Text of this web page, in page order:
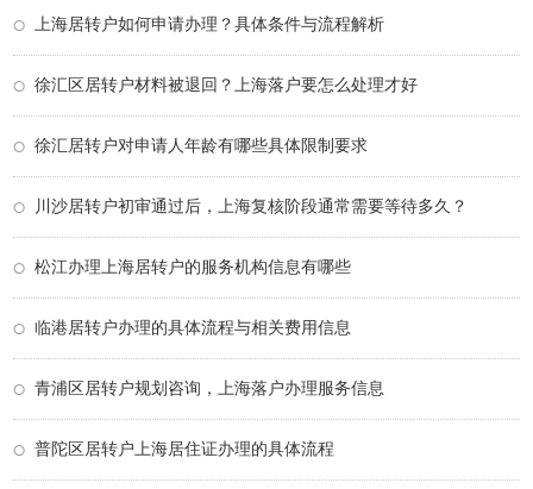
上海居转户如何申请办理？具体条件与流程解析
徐汇区居转户材料被退回？上海落户要怎么处理才好
徐汇居转户对申请人年龄有哪些具体限制要求
川沙居转户初审通过后，上海复核阶段通常需要等待多久？
松江办理上海居转户的服务机构信息有哪些
临港居转户办理的具体流程与相关费用信息
青浦区居转户规划咨询，上海落户办理服务信息
普陀区居转户上海居住证办理的具体流程